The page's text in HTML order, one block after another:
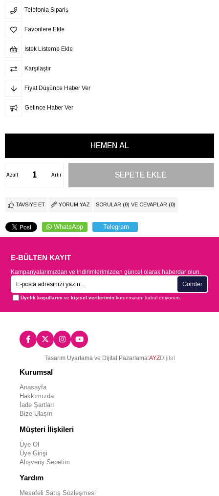
Telefonla Sipariş
Favorilere Ekle
İstek Listeme Ekle
Karşılaştır
Fiyat Düşünce Haber Ver
Gelince Haber Ver
Artır
Azalt
TAVSIYE ET YORUM YAZ SORULAR (0) VE CEVAPLAR (0)
WhatsApp Telegram
E-BÜLTEN KAYIT
Kampanyalarımızdan ve indirimlerimizden güncel olarak haberdar olun.
Gönder
Üyelik koşullarını vekişisel verilerimin korunmasını kabul ediyorum.
Tasarım Uyarlama ve Dijital Pazarlama:AYZDijital
Kurumsal
Anasayfa
Hakkımızda
İade Şartları
Bize Ulaşın
Müşteri İlişkileri
Üye Ol
Üye Girişi
Alışveriş Sepetim
Yardım
Mesafeli Satış Sözleşmesi